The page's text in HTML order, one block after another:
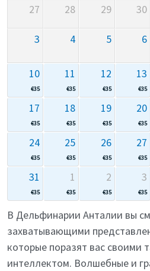
27
28 29 30
3 4 5 6
10
€35
11
€35
12
€35
13
€35
17
€35
18
€35
19
€35
20
€35
24
€35
25
€35
26
€35
27
€35
31
€35
1
€35
2
€35
3
€35
В Дельфинарии Анталии вы
захватывающими
которые поразят вас своими
интеллектом. Волшебные и